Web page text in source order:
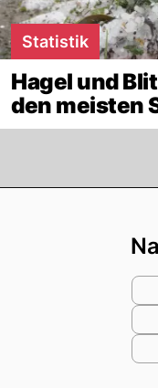
Statistik
Hagel und
den meisten